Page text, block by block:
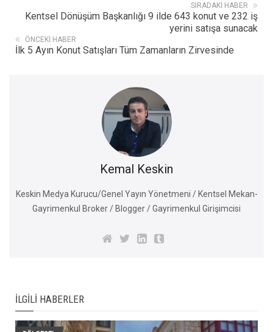
SIRADAKI HABER
Kentsel Dönüşüm Başkanlığı 9 ilde 643 konut ve 232 iş
yerini satışa sunacak
ÖNCEKI HABER
İlk 5 Ayın Konut Satışları Tüm Zamanların Zirvesinde
Kemal Keskin
Keskin Medya Kurucu/Genel Yayın Yönetmeni / Kentsel Mekan-
Gayrimenkul Broker / Blogger / Gayrimenkul Girişimcisi
İLGILI HABERLER